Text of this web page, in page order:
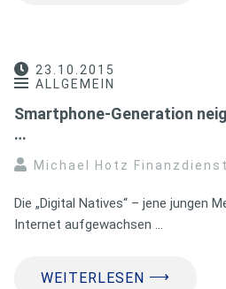
23.10.2015
ALLGEMEIN
Smartphone-Generation
…
Michael Hotz
Die „Digital Natives“ – jene jungen
Internet aufgewachsen …
WEITERLESEN ⟶